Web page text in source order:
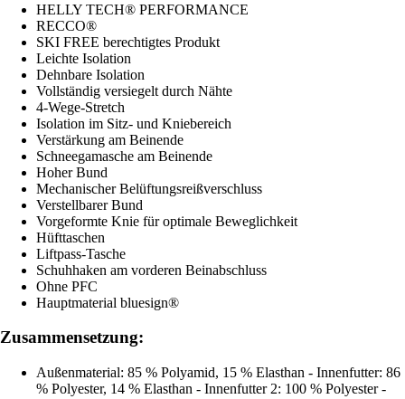
HELLY TECH® PERFORMANCE
RECCO®
SKI FREE berechtigtes Produkt
Leichte Isolation
Dehnbare Isolation
Vollständig versiegelt durch Nähte
4-Wege-Stretch
Isolation im Sitz- und Kniebereich
Verstärkung am Beinende
Schneegamasche am Beinende
Hoher Bund
Mechanischer Belüftungsreißverschluss
Verstellbarer Bund
Vorgeformte Knie für optimale Beweglichkeit
Hüfttaschen
Liftpass-Tasche
Schuhhaken am vorderen Beinabschluss
Ohne PFC
Hauptmaterial bluesign®
Zusammensetzung:
Außenmaterial: 85 % Polyamid, 15 % Elasthan - Innenfutter: 86
% Polyester, 14 % Elasthan - Innenfutter 2: 100 % Polyester -